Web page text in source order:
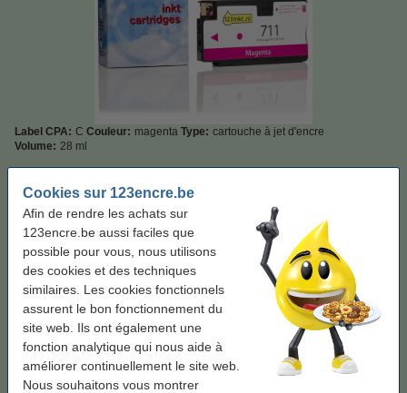
Cookies sur 123encre.be
Afin de rendre les achats sur
123encre.be aussi faciles que
possible pour vous, nous utilisons
des cookies et des techniques
similaires. Les cookies fonctionnels
assurent le bon fonctionnement du
site web. Ils ont également une
fonction analytique qui nous aide à
améliorer continuellement le site web.
Nous souhaitons vous montrer
Label CPA: C Couleur: magenta Type: cartouche à jet d'encre
Volume: 28 ml
magenta
Voir les spécifications et la description
Économisez41,5%sur votre encre (sans perte de qualité) !
En stock
Livré demain
Prix par ml 0,70 €
19,50 € Commander